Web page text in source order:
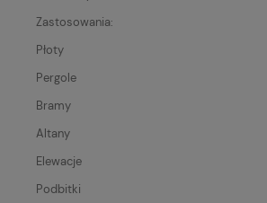
Zastosowania:
Płoty
Pergole
Bramy
Altany
Elewacje
Podbitki